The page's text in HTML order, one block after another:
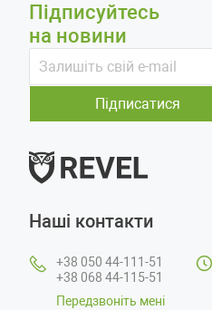
Підписуйтесь
на новини
Підписатися
Наші контакти
+38 050 44-111-51
+38 068 44-115-51
Передзвоніть мені